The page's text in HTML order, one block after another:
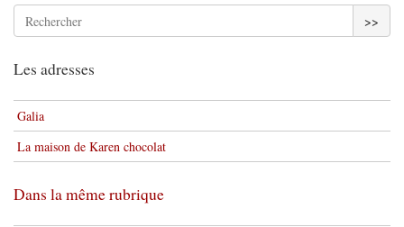
>>
Les adresses
Galia
La maison de Karen chocolat
Dans la même rubrique